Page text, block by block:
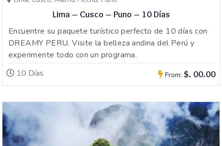
Lima – Cusco – Puno – 10 Días
Encuentre su paquete turístico perfecto de 10 días con
DREAMY PERU. Visite la belleza andina del Perú y
experimente todo con un programa.
10 Días
From: $. 00.00